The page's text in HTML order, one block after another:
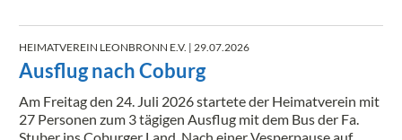
HEIMATVEREIN LEONBRONN E.V. | 29.07.2026
Ausflug nach Coburg
Am Freitag den 24. Juli 2026 startete der Heimatverein mit
27 Personen zum 3 tägigen Ausflug mit dem Bus der Fa.